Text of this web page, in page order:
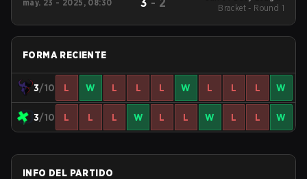
may. 23 - 2025, 08:30
2025 Regular Season
Bracket - Round 1
FORMA RECIENTE
3/10 L W L L L W L L L W
3/10 L L L W L L W L L W
INFO DEL PARTIDO